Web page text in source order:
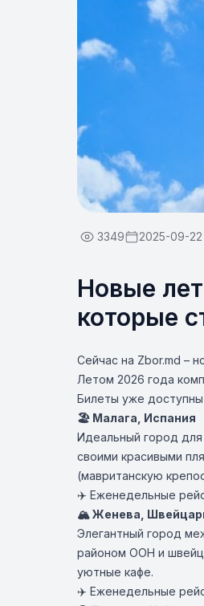
3349 2025-09-22
Новые
которые
Сейчас на Zbor.md –
Летом 2026 года
Билеты уже доступны
🏖️ Малага, Испания
Идеальный город для
своими красивыми
(мавританскую
✈️ Еженедельные
🏔️ Женева,
Элегантный город
районом ООН и
уютные кафе.
✈️ Еженедельные